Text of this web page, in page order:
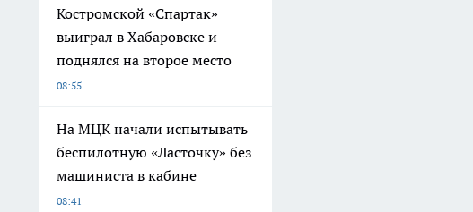
Костромской «Спартак»
выиграл в Хабаровске и
поднялся на второе место
08:55
На МЦК начали испытывать
беспилотную «Ласточку» без
машиниста в кабине
08:41